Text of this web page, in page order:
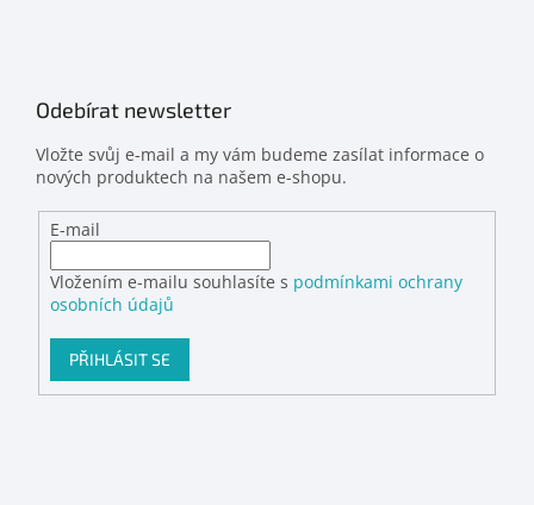
Odebírat newsletter
Vložte svůj e-mail a my vám budeme zasílat informace o
nových produktech na našem e-shopu.
E-mail
Vložením e-mailu souhlasíte s podmínkami ochrany
osobních údajů
PŘIHLÁSIT SE